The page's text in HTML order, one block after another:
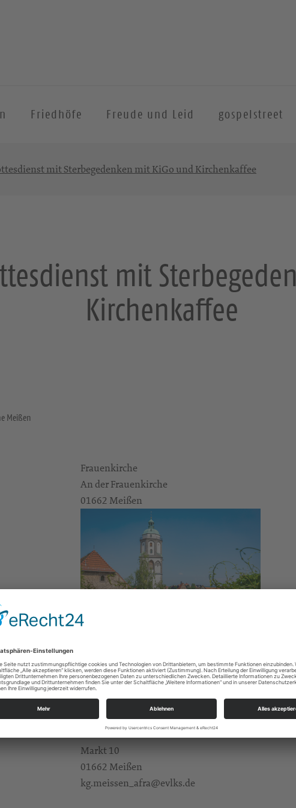
Friedhöfe Freude und Leid gospelstreet
mit Sterbegedenken mit KiGo und Kirchenkaffee
mit
Kirchenkaffee
Meißen
Frauenkirche
An der Frauenkirche
01662 Meißen
Infos
https://landing.churchdesk.com/de/e/
mit-kigo-und-kirchenkaffee
Pfr. Dr. Uwe Weise
Alle Zielgruppen
KBG Meißen St.Afra
Markt 10
01662 Meißen
kg.meissen_afra@evlks.de